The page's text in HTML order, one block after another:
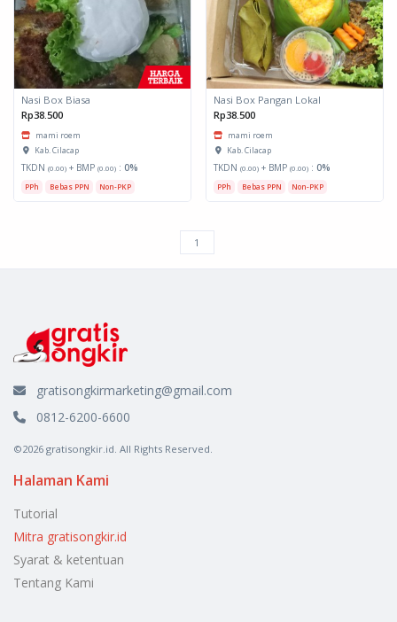
Nasi Box Biasa
Rp38.500
mami roem
Kab. Cilacap
TKDN (0.00) + BMP (0.00) : 0%
PPh Bebas PPN Non-PKP
Nasi Box Pangan Lokal
Rp38.500
mami roem
Kab. Cilacap
TKDN (0.00) + BMP (0.00) : 0%
PPh Bebas PPN Non-PKP
gratisongkirmarketing@gmail.com
0812-6200-6600
©2026 gratisongkir.id. All Rights Reserved.
Halaman Kami
Tutorial
Mitra gratisongkir.id
Syarat & ketentuan
Tentang Kami